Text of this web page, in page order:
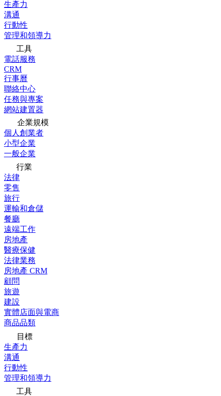
生產力
溝通
行動性
管理和領導力
工具
電話服務
CRM
行事曆
聯絡中心
任務與專案
網站建置器
企業規模
個人創業者
小型企業
一般企業
行業
法律
零售
旅行
運輸和倉儲
餐廳
遠端工作
房地產
醫療保健
法律業務
房地產 CRM
顧問
旅遊
建設
實體店面與電商
商品品類
目標
生產力
溝通
行動性
管理和領導力
工具